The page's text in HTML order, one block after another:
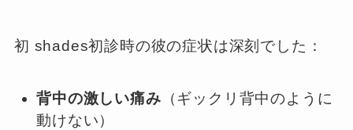
初 shades初診時の彼の症状は深刻でした：
背中の激しい痛み （ギックリ背中のように
動けない）